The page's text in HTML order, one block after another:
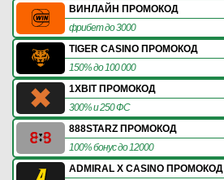
ВИНЛАЙН ПРОМОКОД
фрибет до 3000
TIGER CASINO ПРОМОКОД
150% до 100 000
1XBIT ПРОМОКОД
300% и 250 ФС
888STARZ ПРОМОКОД
100% бонус до 12000
ADMIRAL X CASINO ПРОМОКОД